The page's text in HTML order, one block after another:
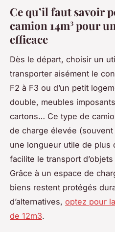
Ce qu’il faut savoir
camion 14m³ pour
efficace
Dès le départ, choisir un
transporter aisément le
F2 à F3 ou d’un petit
double, meubles
cartons… Ce type de
de charge élevée
une longueur utile de plus
facilite le transport
Grâce à un espace de
biens restent protégés
d’alternatives, optez pour
de 12m3.